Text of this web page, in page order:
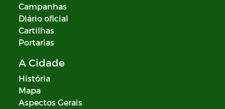
Campanhas
Diário oficial
Cartilhas
Portarias
A Cidade
História
Mapa
Aspectos Gerais